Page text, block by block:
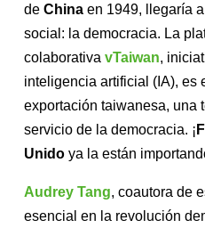
de Chinaen 1949, llegaría
social: la democracia. La
colaborativa vTaiwan,
inteligencia artificial (IA), es
exportación taiwanesa, una
servicio de la democracia. ¡
Unidoya la están
Audrey Tang, coautora de
esencial en la revolución